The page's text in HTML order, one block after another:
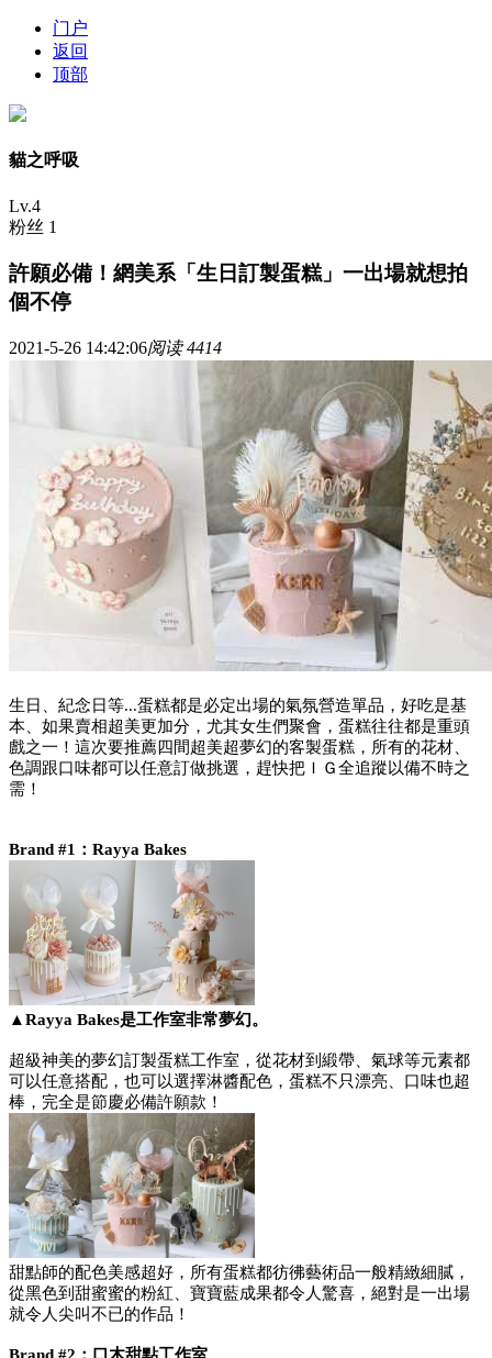
门户
返回
顶部
貓之呼吸
Lv.4
粉丝 1
許願必備！網美系「生日訂製蛋糕」一出場就想拍
個不停
2021-5-26 14:42:06阅读 4414
生日、紀念日等...蛋糕都是必定出場的氣氛營造單品，好吃是基
本、如果賣相超美更加分，尤其女生們聚會，蛋糕往往都是重頭
戲之一！這次要推薦四間超美超夢幻的客製蛋糕，所有的花材、
色調跟口味都可以任意訂做挑選，趕快把ＩＧ全追蹤以備不時之
需！
Brand #1：Rayya Bakes
▲Rayya Bakes是工作室非常夢幻。
超級神美的夢幻訂製蛋糕工作室，從花材到緞帶、氣球等元素都
可以任意搭配，也可以選擇淋醬配色，蛋糕不只漂亮、口味也超
棒，完全是節慶必備許願款！
甜點師的配色美感超好，所有蛋糕都彷彿藝術品一般精緻細膩，
從黑色到甜蜜蜜的粉紅、寶寶藍成果都令人驚喜，絕對是一出場
就令人尖叫不已的作品！